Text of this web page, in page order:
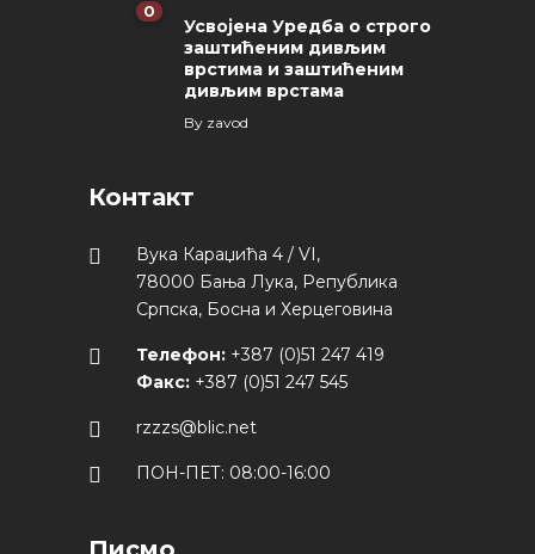
0
Усвојена Уредба о строго
заштићеним дивљим
врстима и заштићеним
дивљим врстама
By zavod
Контакт
Вука Караџића 4 / VI,
78000 Бања Лука, Република
Српска, Босна и Херцеговина
Телефон: +387 (0)51 247 419
Факс: +387 (0)51 247 545
rzzzs@blic.net
ПОН-ПЕТ: 08:00-16:00